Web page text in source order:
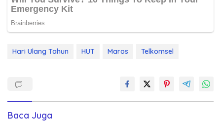
Hari Ulang Tahun HUT Maros Telkomsel
Baca Juga